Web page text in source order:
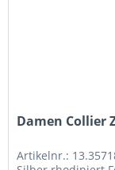
Damen Collier
Artikelnr.: